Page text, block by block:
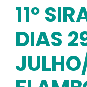
11º
DIAS